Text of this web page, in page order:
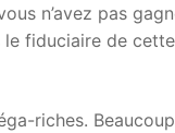
n’avez pas
le fiduciaire de
riches.